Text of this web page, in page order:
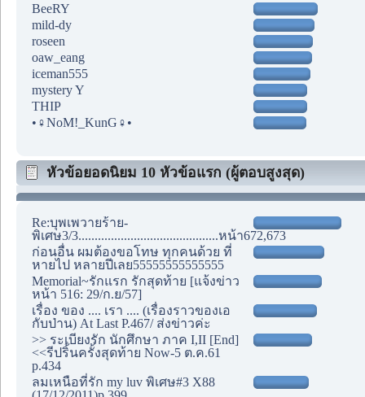
BeeRY
mild-dy
roseen
oaw_eang
iceman555
mystery Y
THIP
•♀NoM!_KunG♀•
หัวข้อยอดนิยม 10 หัวข้อแรก (ผู้ตอบสูงสุด)
Re:บุพเพวายร้าย-
พิเศษ3/3...........................................หน้า672,673
ก่อนอื่น ผมต้องขอโทษ ทุกคนด้วย ที่
หายไป หลายปีเลย55555555555555
Memorial~รักแรก รักสุดท้าย [แจ้งข่าว
หน้า 516: 29/ก.ย/57]
เรื่อง ของ .... เรา .... (เรื่องราวของเอ
กับป่าน) At Last P.467/ ส่งข่าวค่ะ
>> ระเบียงรัก นักศึกษา ภาค I,II [End]
<<รีปริ้นครั้งสุดท้าย Now-5 ต.ค.61
p.434
ลมเหนือที่รัก my luv พิเศษ#3 X88